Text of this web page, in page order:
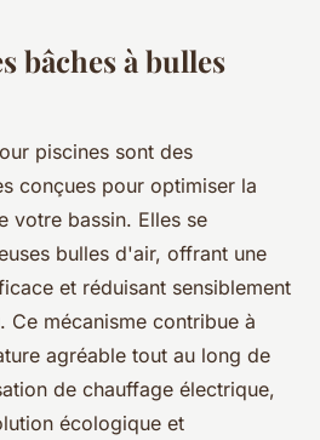
bâches à bulles
piscines sont des
conçues pour optimiser la
votre bassin. Elles se
bulles d'air, offrant une
et réduisant sensiblement
mécanisme contribue à
agréable tout au long de
de chauffage électrique,
écologique et